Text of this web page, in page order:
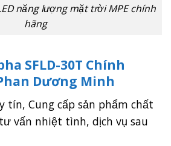
năng lượng mặt trời MPE chính
hãng
SFLD-30T Chính
Dương Minh
tín, Cung cấp sản phẩm chất
vấn nhiệt tình, dịch vụ sau